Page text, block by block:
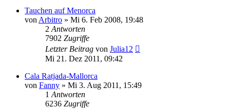
Tauchen auf Menorca
von Arbitro » Mi 6. Feb 2008, 19:48
2 Antworten
7902 Zugriffe
Letzter Beitrag von Julia12
Mi 21. Dez 2011, 09:42
Cala Ratjada-Mallorca
von Fanny » Mi 3. Aug 2011, 15:49
1 Antworten
6236 Zugriffe